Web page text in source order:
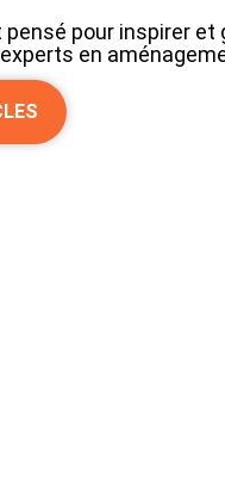
pour inspirer et
en